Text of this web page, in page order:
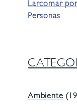
Larcomar
Personas
Ambiente